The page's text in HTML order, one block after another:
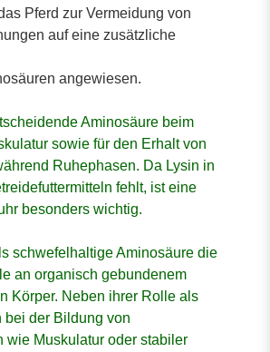
Pferd zur Vermeidung von
auf eine zusätzliche
angewiesen.
Aminosäure beim
sowie für den Erhalt von
Ruhephasen. Da Lysin in
fehlt, ist eine
besonders wichtig.
schwefelhaltige Aminosäure die
an organisch gebundenem
Körper. Neben ihrer Rolle als
bei der Bildung von
wie Muskulatur oder stabiler